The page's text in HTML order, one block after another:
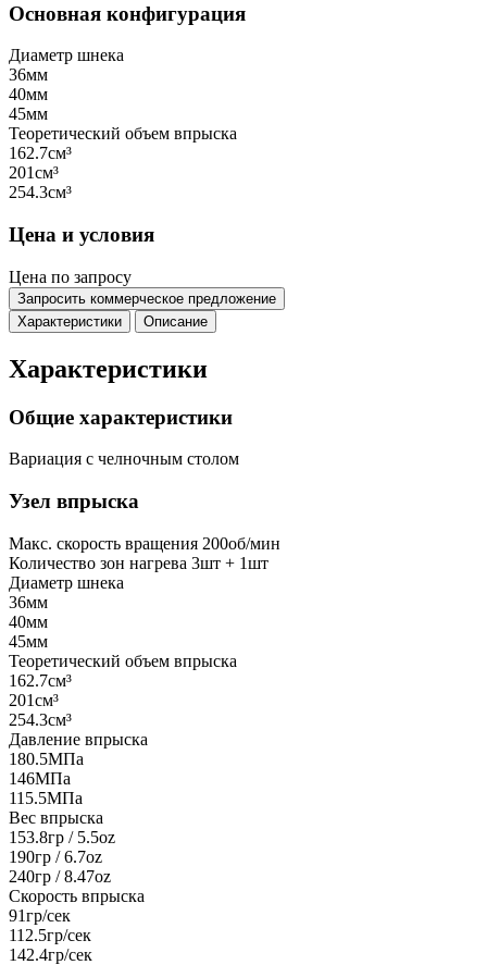
Основная конфигурация
Диаметр шнека
36мм
40мм
45мм
Теоретический объем впрыска
162.7см³
201см³
254.3см³
Цена и условия
Цена по запросу
Запросить коммерческое предложение
Характеристики
Описание
Характеристики
Общие характеристики
Вариация с челночным столом
Узел впрыска
Макс. скорость вращения 200об/мин
Количество зон нагрева 3шт + 1шт
Диаметр шнека
36мм
40мм
45мм
Теоретический объем впрыска
162.7см³
201см³
254.3см³
Давление впрыска
180.5МПа
146МПа
115.5МПа
Вес впрыска
153.8гр / 5.5oz
190гр / 6.7oz
240гр / 8.47oz
Скорость впрыска
91гр/сек
112.5гр/сек
142.4гр/сек